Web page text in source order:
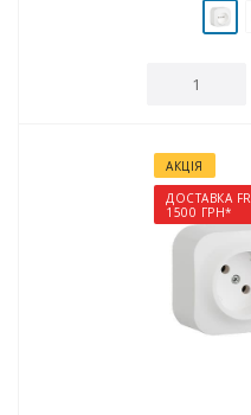
АКЦІЯ
ДОСТАВКА
1500 ГРН*